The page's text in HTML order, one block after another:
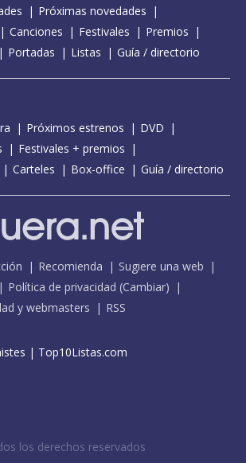
Próximas novedades
Canciones Festivales
Premios
Portadas Listas Guía / directorio
Próximos estrenos
DVD
Festivales + premios
Carteles Box-office Guía / directorio
Recomienda
Sugiere una web
Política de privacidad (Cambiar)
y webmasters RSS
| Top10Listas.com
los derechos reservados